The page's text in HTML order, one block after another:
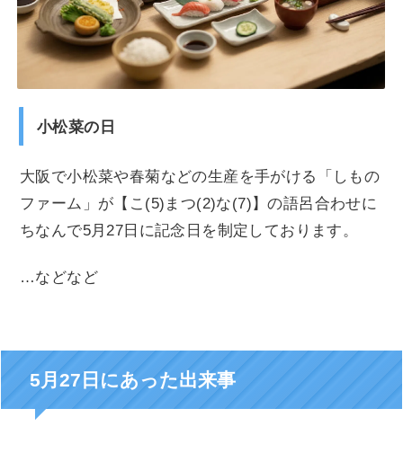
小松菜の日
大阪で小松菜や春菊などの生産を手がける「しもの
ファーム」が【こ(5)まつ(2)な(7)】の語呂合わせに
ちなんで5月27日に記念日を制定しております。
…などなど
5月27日にあった出来事